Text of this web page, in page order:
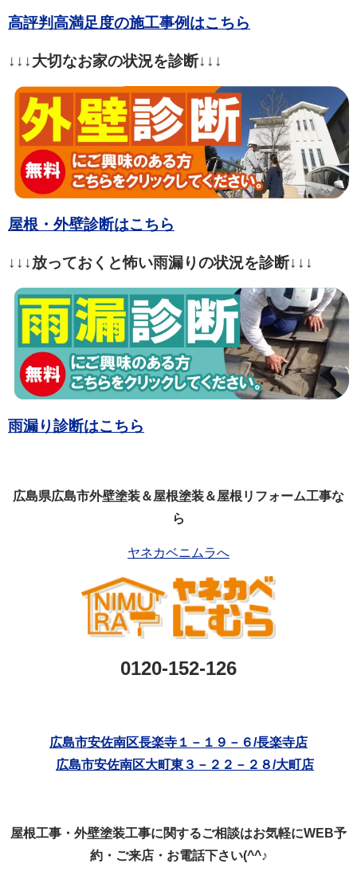
高評判高満足度の施工事例はこちら
↓↓↓大切なお家の状況を診断↓↓↓
屋根・外壁診断はこちら
↓↓↓放っておくと怖い雨漏りの状況を診断↓↓↓
雨漏り診断はこちら
広島県広島市外壁塗装＆屋根塗装＆屋根リフォーム工事な
ら
ヤネカベニムラへ
0120-152-126
広島市安佐南区長楽寺１－１９－６/長楽寺店
広島市安佐南区大町東３－２２－２８/大町店
屋根工事・外壁塗装工事に関するご相談はお気軽にWEB予
約・ご来店・お電話下さい(^^♪